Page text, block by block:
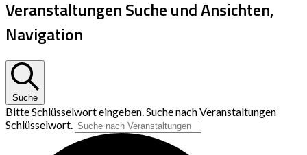
Veranstaltungen Suche und Ansichten,
Navigation
Suche
Bitte Schlüsselwort eingeben. Suche nach Veranstaltungen
Schlüsselwort.